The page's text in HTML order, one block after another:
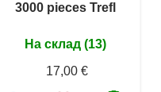
3000 pieces Trefl
На склад (13)
17,00 €